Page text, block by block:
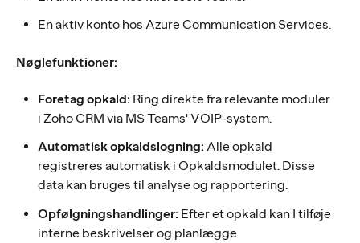
En aktiv konto hos Azure Communication Services.
Nøglefunktioner:
Foretag opkald: Ring direkte fra relevante moduler
i Zoho CRM via MS Teams' VOIP-system.
Automatisk opkaldslogning: Alle opkald
registreres automatisk i Opkaldsmodulet. Disse
data kan bruges til analyse og rapportering.
Opfølgningshandlinger: Efter et opkald kan I tilføje
interne beskrivelser og planlægge